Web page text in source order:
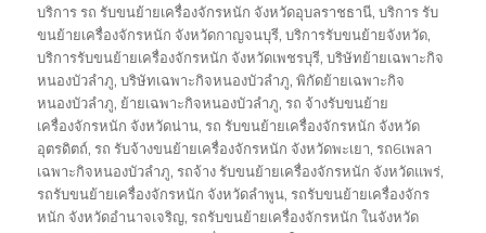
บริการ รถ รับขนย้ายเครื่องจักรหนัก จังหวัดอุบลราชธานี,บริการ รับ
ขนย้ายเครื่องจักรหนัก จังหวัดกาญจนบุรี,บริการรับขนย้ายจังหวัด,
บริการรับขนย้ายเครื่องจักรหนัก จังหวัดเพชรบุรี,บริษัทย้ายเฉพาะกิจ
หนองบัวลำภู,บริษัทเฉพาะกิจหนองบัวลำภู,พิกัดย้ายเฉพาะกิจ
หนองบัวลำภู, ย้ายเฉพาะกิจหนองบัวลำภู,รถ จ้างรับขนย้าย
เครื่องจักรหนัก จังหวัดน่าน,รถ รับขนย้ายเครื่องจักรหนัก จังหวัด
อุตรดิตถ์,รถ รับจ้างขนย้ายเครื่องจักรหนัก จังหวัดพะเยา,รถ6เพลา
เฉพาะกิจหนองบัวลำภู,รถจ้าง รับขนย้ายเครื่องจักรหนัก จังหวัดแพร่,
รถรับขนย้ายเครื่องจักรหนัก จังหวัดลำพูน,รถรับขนย้ายเครื่องจักร
หนัก จังหวัดอำนาจเจริญ,รถรับขนย้ายเครื่องจักรหนัก ในจังหวัด